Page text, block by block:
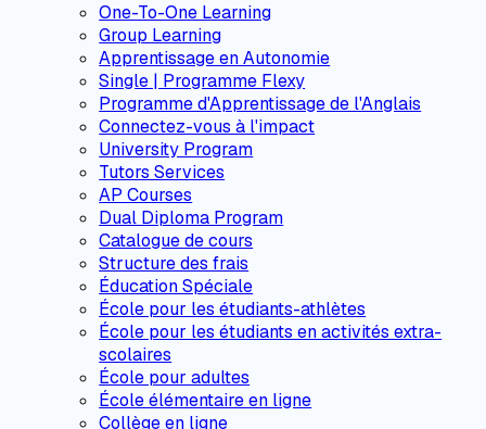
One-To-One Learning
Group Learning
Apprentissage en Autonomie
Single | Programme Flexy
Programme d'Apprentissage de l'Anglais
Connectez-vous à l'impact
University Program
Tutors Services
AP Courses
Dual Diploma Program
Catalogue de cours
Structure des frais
Éducation Spéciale
École pour les étudiants-athlètes
École pour les étudiants en activités extra-
scolaires
École pour adultes
École élémentaire en ligne
Collège en ligne